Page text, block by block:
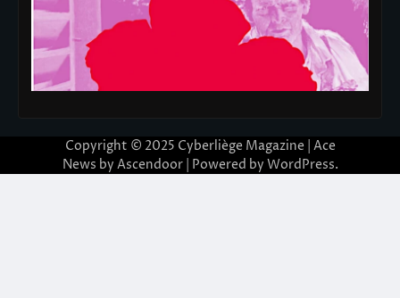
Copyright © 2025 Cyberliège Magazine | Ace
News by Ascendoor| Powered by WordPress.